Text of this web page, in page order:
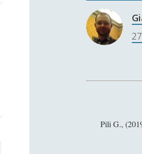
Pili G.,